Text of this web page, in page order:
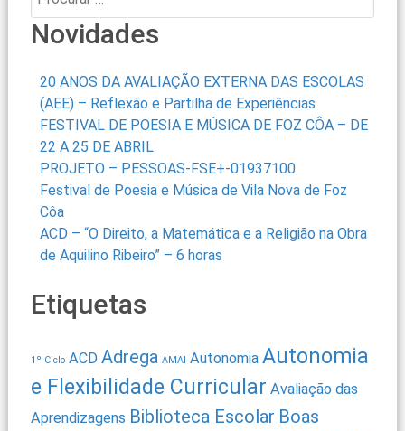
Novidades
20 ANOS DA AVALIAÇÃO EXTERNA DAS ESCOLAS
(AEE) – Reflexão e Partilha de Experiências
FESTIVAL DE POESIA E MÚSICA DE FOZ CÔA – DE
22 A 25 DE ABRIL
PROJETO – PESSOAS-FSE+-01937100
Festival de Poesia e Música de Vila Nova de Foz
Côa
ACD – “O Direito, a Matemática e a Religião na Obra
de Aquilino Ribeiro” – 6 horas
Etiquetas
1º Ciclo ACD Adrega AMAI Autonomia Autonomia
e Flexibilidade Curricular Avaliação das
Aprendizagens Biblioteca Escolar Boas